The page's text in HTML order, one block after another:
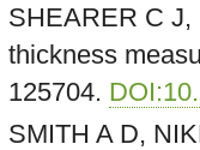
SHEARER C J,
thickness
125704.
SMITH A D,